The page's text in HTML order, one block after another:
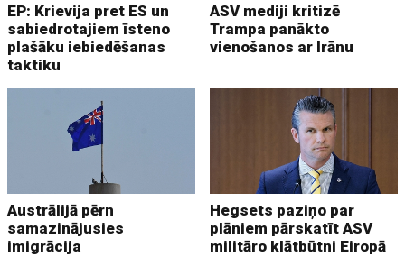
EP: Krievija pret ES un
sabiedrotajiem īsteno
plašāku iebiedēšanas
taktiku
ASV mediji kritizē
Trampa panākto
vienošanos ar Irānu
Austrālijā pērn
samazinājusies
imigrācija
Hegsets paziņo par
plāniem pārskatīt ASV
militāro klātbūtni Eiropā